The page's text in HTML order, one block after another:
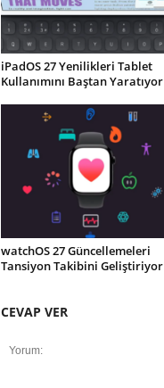
iPadOS 27 Yenilikleri Tablet
Kullanımını Baştan Yaratıyor
watchOS 27 Güncellemeleri
Tansiyon Takibini Geliştiriyor
CEVAP VER